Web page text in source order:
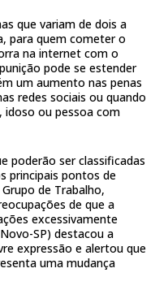
que variam de dois a
para quem cometer o
na internet com o
pode se estender
um aumento nas penas
redes sociais ou quando
idoso ou pessoa com
poderão ser classificadas
principais pontos de
de Trabalho,
de que a
excessivamente
SP) destacou a
expressão e alertou que
uma mudança